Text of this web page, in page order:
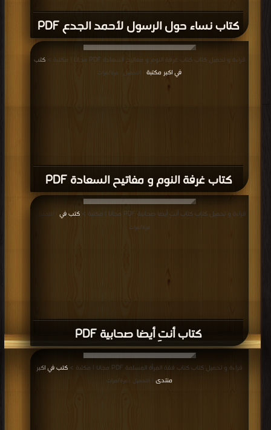
كتاب نساء حول الرسول لأحمد الجدع PDF
كتاب غرفة النوم و مفاتيح السعادة PDF
قراءة و تحميل كتاب كتاب غرفة النوم و مفاتيح السعادة PDF مجانا | مكتبة >
كتب
في اكبر مكتبة
| التحميل : مرة/مرات
كتاب أنتِ أيضا صحابية PDF
قراءة و تحميل كتاب كتاب أنتِ أيضا صحابية PDF مجانا | مكتبة > كتب في
| التحميل :
مرة/مرات
قراءة و تحميل كتاب كتاب فقة المرأة المسلمة PDF مجانا | مكتبة >
كتب في اكبر
منتدى
| التحميل : مرة/مرات